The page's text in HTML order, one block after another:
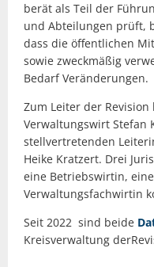
berät als Teil der
und Abteilungen prüft,
dass die öffentlichen
sowie zweckmäßig
Bedarf Veränderungen.
Zum Leiter der
Verwaltungswirt Stefan
stellvertretenden
Heike Kratzert. Drei
eine Betriebswirtin,
Verwaltungsfachwirtin
Seit 2022 sind beide
Kreisverwaltung